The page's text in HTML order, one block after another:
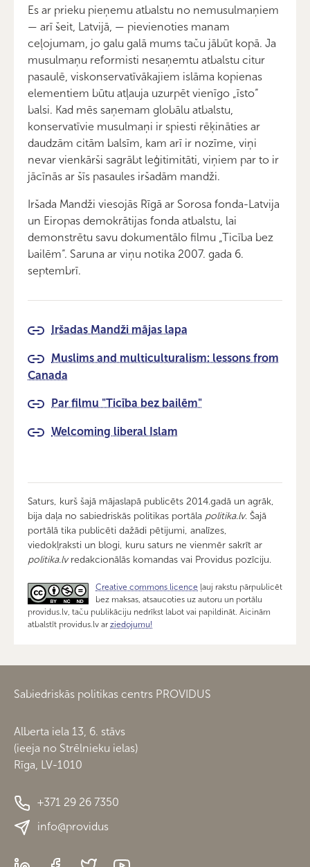
Es ar prieku pieņemu atbalstu no nemusulmaņiem
— arī šeit, Latvijā, — pievienoties manam
ceļojumam, jo galu galā mums taču jābūt kopā. Ja
musulmaņu reformisti nesaņemtu atbalstu citur
pasaulē, viskonservatīvākajiem islāma kopienas
elementiem būtu atļauja uzurpēt vienīgo „īsto”
balsi. Kad mēs saņemam globālu atbalstu,
konservatīvie musulmaņi ir spiesti rēķināties ar
daudzām citām balsīm, kam arī ir nozīme, viņi
nevar vienkārši sagrābt leģitimitāti, viņiem par to ir
jācīnās ar šīs pasaules iršadām mandži.
Iršada Mandži viesojās Rīgā ar Sorosa fonda-Latvija
un Eiropas demokrātijas fonda atbalstu, lai
demonstrētu savu dokumentālo filmu „Ticība bez
bailēm”. Saruna ar viņu notika 2007. gada 6.
septembrī.
Iršadas Mandži mājas lapa
Muslims and multiculturalism: lessons from
Canada
Par filmu "Ticība bez bailēm"
Welcoming liberal Islam
Saturs, kurš šajā mājaslapā publicēts 2014.gadā un agrāk,
bija daļa no sabiedriskās politikas portāla politika.lv. Šajā
portālā tika publicēti dažādi pētijumi, analīzes,
viedokļraksti un blogi, kuru saturs ne vienmēr sakrīt ar
politika.lvredakcionālās komandas vai Providus pozīciju.
Creative commons licence ļauj rakstu pārpublicēt
bez maksas, atsaucoties uz autoru un portālu
providus.lv, taču publikāciju nedrīkst labot vai papildināt. Aicinām
atbalstīt providus.lv ar ziedojumu!
Sabiedriskās politikas centrs PROVIDUS
Alberta iela 13, 6. stāvs
(ieeja no Strēlnieku ielas)
Rīga, LV-1010
+371 29 26 7350
info@providus